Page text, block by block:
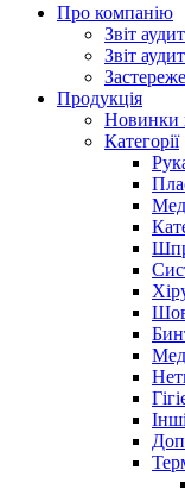
Про компанію
Звіт
Звіт
Продукція
Новинки
Категорії